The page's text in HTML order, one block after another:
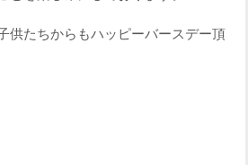
供たちからもハッピーバースデー頂